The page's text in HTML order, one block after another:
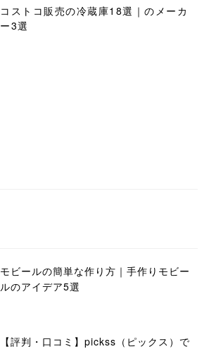
コストコ販売の冷蔵庫18選｜のメーカ
ー3選
モビールの簡単な作り方｜手作りモビー
ルのアイデア5選
【評判・口コミ】pickss（ピックス）で